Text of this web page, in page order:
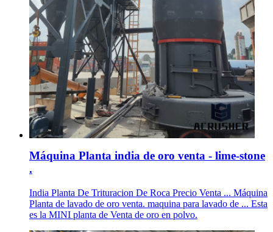
Máquina Planta india de oro venta - lime-stone
.
India Planta De Trituracion De Roca Precio Venta ... Máquina
Planta de lavado de oro venta. maquina para lavado de ... Esta
es la MINI planta de Venta de oro en polvo.